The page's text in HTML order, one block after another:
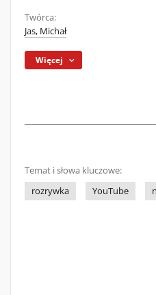
Twórca:
Jas, Michał
Więcej
Temat i słowa kluczowe:
rozrywka
YouTube